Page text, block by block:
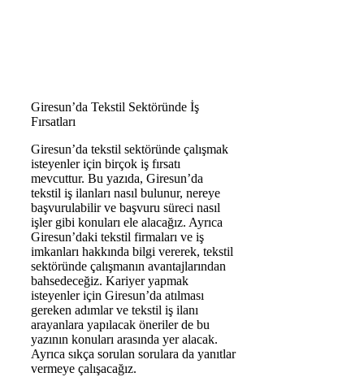
Giresun’da Tekstil Sektöründe İş
Fırsatları
Giresun’da tekstil sektöründe çalışmak
isteyenler için birçok iş fırsatı
mevcuttur. Bu yazıda, Giresun’da
tekstil iş ilanları nasıl bulunur, nereye
başvurulabilir ve başvuru süreci nasıl
işler gibi konuları ele alacağız. Ayrıca
Giresun’daki tekstil firmaları ve iş
imkanları hakkında bilgi vererek, tekstil
sektöründe çalışmanın avantajlarından
bahsedeceğiz. Kariyer yapmak
isteyenler için Giresun’da atılması
gereken adımlar ve tekstil iş ilanı
arayanlara yapılacak öneriler de bu
yazının konuları arasında yer alacak.
Ayrıca sıkça sorulan sorulara da yanıtlar
vermeye çalışacağız.